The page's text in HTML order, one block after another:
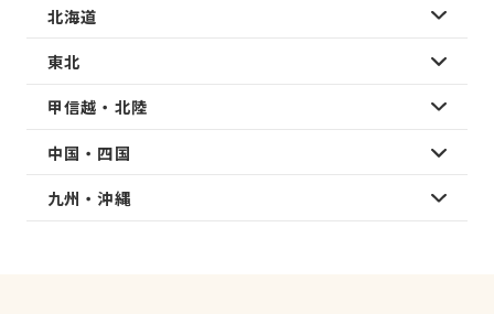
北海道
東北
甲信越・北陸
中国・四国
九州・沖縄